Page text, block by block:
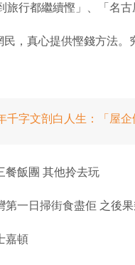
旅行都繼續慳」、「名
民，真心提供慳錢方法。
千字文剖白人生：「屋
餐飯團 其他拎去玩
第一日掃街食盡佢 之後
嘉頓